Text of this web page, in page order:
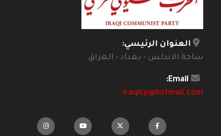
العنوان الرئيسي:
ساحة الاندلس - بغداد - العراق
Email:
iraqicp@hotmail.com